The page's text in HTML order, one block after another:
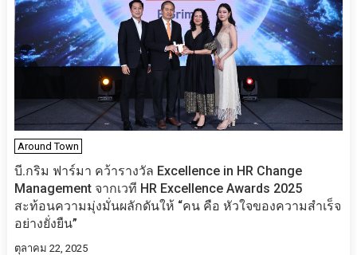
Around Town
บี.กริม ฟาร์มา คว้ารางวัล Excellence in HR Change
Management จากเวที HR Excellence Awards 2025
สะท้อนความมุ่งมั่นผลักดันให้ “คน คือ หัวใจของความสำเร็จ
อย่างยั่งยืน”
ตุลาคม 22, 2025